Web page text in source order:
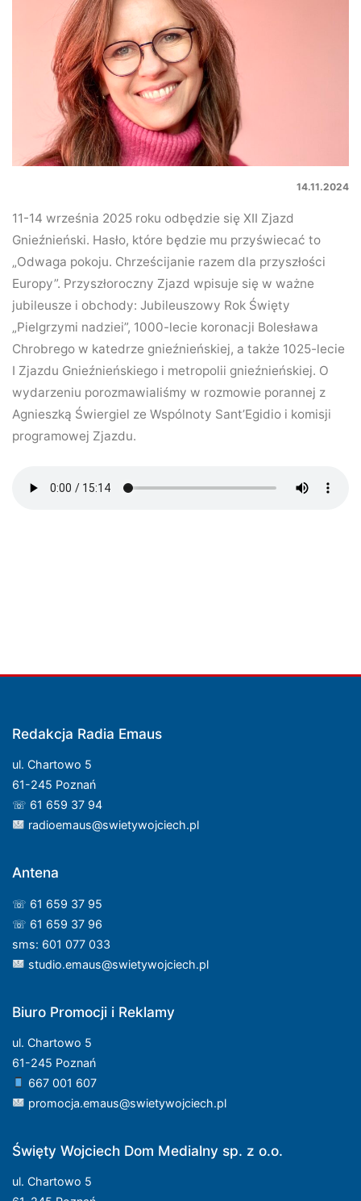
14.11.2024
11-14 września 2025 roku odbędzie się XII Zjazd
Gnieźnieński. Hasło, które będzie mu przyświecać to
„Odwaga pokoju. Chrześcijanie razem dla przyszłości
Europy”. Przyszłoroczny Zjazd wpisuje się w ważne
jubileusze i obchody: Jubileuszowy Rok Święty
„Pielgrzymi nadziei”, 1000-lecie koronacji Bolesława
Chrobrego w katedrze gnieźnieńskiej, a także 1025-lecie
I Zjazdu Gnieźnieńskiego i metropolii gnieźnieńskiej. O
wydarzeniu porozmawialiśmy w rozmowie porannej z
Agnieszką Świergiel ze Wspólnoty Sant’Egidio i komisji
programowej Zjazdu.
Redakcja Radia Emaus
ul. Chartowo 5
61-245 Poznań
☏ 61 659 37 94
radioemaus@swietywojciech.pl
Antena
☏ 61 659 37 95
☏ 61 659 37 96
sms: 601 077 033
studio.emaus@swietywojciech.pl
Biuro Promocji i Reklamy
ul. Chartowo 5
61-245 Poznań
667 001 607
promocja.emaus@swietywojciech.pl
Święty Wojciech Dom Medialny sp. z o.o.
ul. Chartowo 5